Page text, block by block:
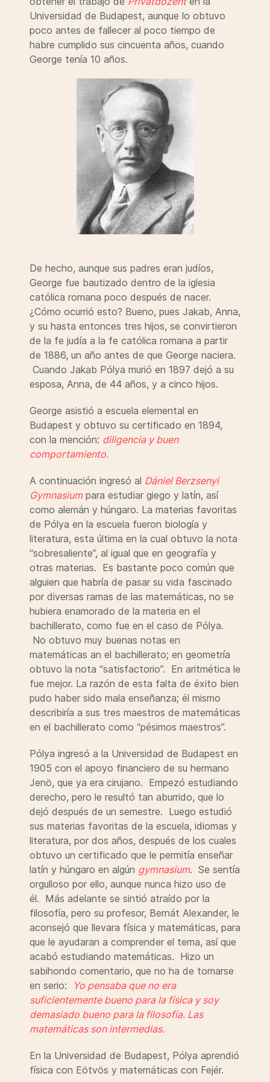
Universidad de Budapest, aunque lo obtuvo
poco antes de fallecer al poco tiempo de
habre cumplido sus cincuenta años, cuando
George tenía 10 años.
De hecho, aunque sus padres eran judíos,
George fue bautizado dentro de la iglesia
católica romana poco después de nacer.
¿Cómo ocurrió esto? Bueno, pues Jakab, Anna,
y su hasta entonces tres hijos, se convirtieron
de la fe judía a la fe católica romana a partir
de 1886, un año antes de que George naciera.
Cuando Jakab Pólya murió en 1897 dejó a su
esposa, Anna, de 44 años, y a cinco hijos.
George asistió a escuela elemental en
Budapest y obtuvo su certificado en 1894,
con la mención: diligencia y buen
comportamiento.
A continuación ingresó al Dániel Berzsenyi
Gymnasiumpara estudiar giego y latín, así
como alemán y húngaro. La materias favoritas
de Pólya en la escuela fueron biología y
literatura, esta última en la cual obtuvo la nota
“sobresaliente”, al igual que en geografía y
otras materias. Es bastante poco común que
alguien que habría de pasar su vida fascinado
por diversas ramas de las matemáticas, no se
hubiera enamorado de la materia en el
bachillerato, como fue en el caso de Pólya.
No obtuvo muy buenas notas en
matemáticas an el bachillerato; en geometría
obtuvo la nota “satisfactorio”. En aritmética le
fue mejor. La razón de esta falta de éxito bien
pudo haber sido mala enseñanza; él mismo
describiría a sus tres maestros de matemáticas
en el bachillerato como “pésimos maestros”.
Pólya ingresó a la Universidad de Budapest en
1905 con el apoyo financiero de su hermano
Jenö, que ya era cirujano. Empezó estudiando
derecho, pero le resultó tan aburrido, que lo
dejó después de un semestre. Luego estudió
sus materias favoritas de la escuela, idiomas y
literatura, por dos años, después de los cuales
obtuvo un certificado que le permitía enseñar
latín y húngaro en algún gymnasium. Se sentía
orgulloso por ello, aunque nunca hizo uso de
él. Más adelante se sintió atraído por la
filosofía, pero su profesor, Bernát Alexander, le
aconsejó que llevara física y matemáticas, para
que le ayudaran a comprender el tema, así que
acabó estudiando matemáticas. Hizo un
sabihondo comentario, que no ha de tomarse
en serio:
Yo pensaba que no era
suficientemente bueno para la física y soy
demasiado bueno para la filosofía. Las
matemáticas son intermedias.
En la Universidad de Budapest, Pólya aprendió
física con Eötvös y matemáticas con Fejér.